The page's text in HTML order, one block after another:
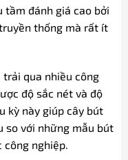
đánh giá cao bởi
thống mà rất ít
qua nhiều công
độ sắc nét và độ
kỳ này giúp cây bút
so với những mẫu bút
nghiệp.